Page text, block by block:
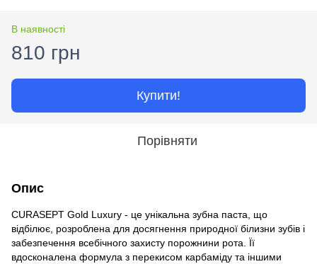
В наявності
810 грн
Купити!
Порівняти
Опис
CURASEPT Gold Luxury - це унікальна зубна паста, що
відбілює, розроблена для досягнення природної білизни зубів і
забезпечення всебічного захисту порожнини рота. Її
вдосконалена формула з перекисом карбаміду та іншими